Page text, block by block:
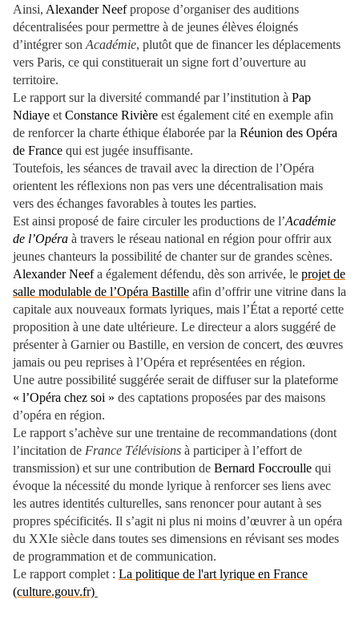
Ainsi, Alexander Neefpropose d’organiser des auditions
décentralisées pour permettre à de jeunes élèves éloignés
d’intégrer son Académie, plutôt que de financer les déplacements
vers Paris, ce qui constituerait un signe fort d’ouverture au
territoire.
Le rapport sur la diversité commandé par l’institution à Pap
Ndiaye et Constance Rivière est également cité en exemple afin
de renforcer la charte éthique élaborée par la Réunion des Opéra
de France qui est jugée insuffisante.
Toutefois, les séances de travail avec la direction de l’Opéra
orientent les réflexions non pas vers une décentralisation mais
vers des échanges favorables à toutes les parties.
Est ainsi proposé de faire circuler les productions de l’Académie
de l’Opéra à travers le réseau national en région pour offrir aux
jeunes chanteurs la possibilité de chanter sur de grandes scènes.
Alexander Neefa également défendu, dès son arrivée, le projet de
salle modulable de l’Opéra Bastille afin d’offrir une vitrine dans la
capitale aux nouveaux formats lyriques, mais l’État a reporté cette
proposition à une date ultérieure. Le directeur a alors suggéré de
présenter à Garnier ou Bastille, en version de concert, des œuvres
jamais ou peu reprises à l’Opéra et représentées en région.
Une autre possibilité suggérée serait de diffuser sur la plateforme
« l’Opéra chez soi » des captations proposées par des maisons
d’opéra en région.
Le rapport s’achève sur une trentaine de recommandations (dont
l’incitation de France Télévisions à participer à l’effort de
transmission) et sur une contribution de Bernard Foccroulle qui
évoque la nécessité du monde lyrique à renforcer ses liens avec
les autres identités culturelles, sans renoncer pour autant à ses
propres spécificités. Il s’agit ni plus ni moins d’œuvrer à un opéra
du XXIe siècle dans toutes ses dimensions en révisant ses modes
de programmation et de communication.
Le rapport complet : La politique de l'art lyrique en France
(culture.gouv.fr)